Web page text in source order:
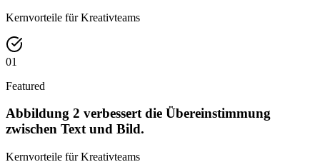
Kernvorteile für Kreativteams
01
Featured
Abbildung 2 verbessert die Übereinstimmung
zwischen Text und Bild.
Kernvorteile für Kreativteams